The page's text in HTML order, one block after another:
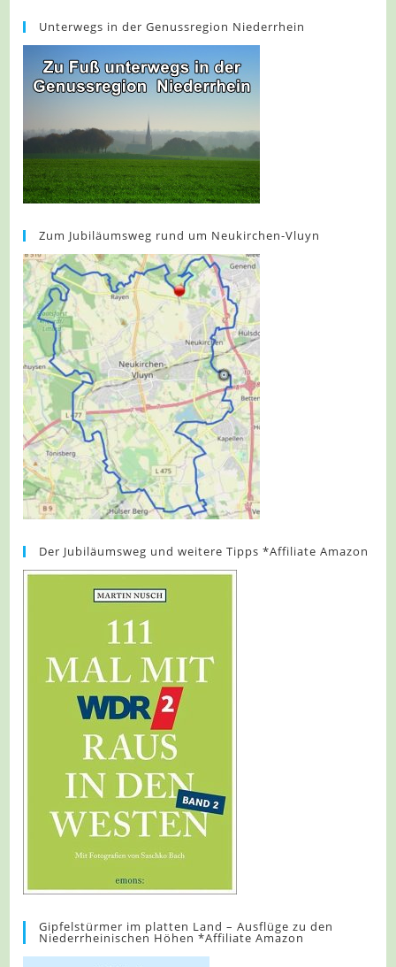
Unterwegs in der Genussregion Niederrhein
Zum Jubiläumsweg rund um Neukirchen-Vluyn
Der Jubiläumsweg und weitere Tipps *Affiliate Amazon
Gipfelstürmer im platten Land – Ausflüge zu den
Niederrheinischen Höhen *Affiliate Amazon